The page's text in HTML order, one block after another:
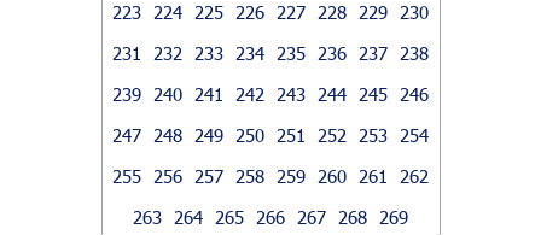
223
224 225 226 227 228 229
230
231
232 233 234 235 236 237
238
239
240 241 242 243 244 245
246
247
248 249 250 251 252 253
254
255
256 257 258 259 260 261
262
263
264 265 266 267 268 269